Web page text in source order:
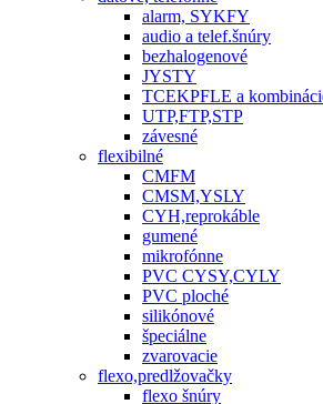
alarm, SYKFY
audio a telef.šnúry
bezhalogenové
JYSTY
TCEKPFLE a
UTP,FTP,STP
závesné
flexibilné
CMFM
CMSM,YSLY
CYH,reprokáble
gumené
mikrofónne
PVC CYSY,CYLY
PVC ploché
silikónové
špeciálne
zvarovacie
flexo,predlžovačky
flexo šnúry